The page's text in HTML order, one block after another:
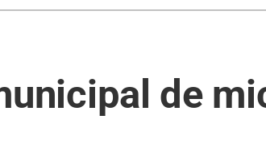
de